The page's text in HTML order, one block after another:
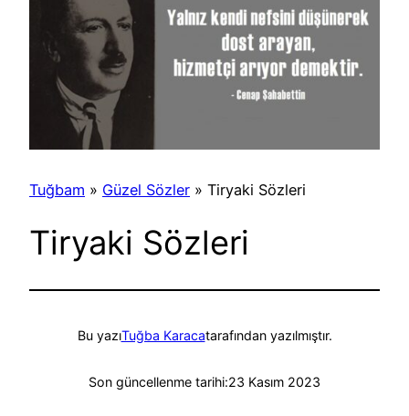
Tuğbam » Güzel Sözler » Tiryaki Sözleri
Tiryaki Sözleri
Bu yazıTuğba Karacatarafından yazılmıştır.
Son güncellenme tarihi:23 Kasım 2023